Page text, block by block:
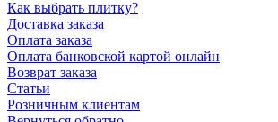
Как выбрать плитку?
Доставка заказа
Оплата заказа
Оплата банковской картой онлайн
Возврат заказа
Статьи
Розничным клиентам